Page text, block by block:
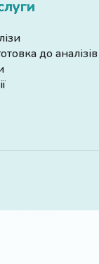
до аналізів